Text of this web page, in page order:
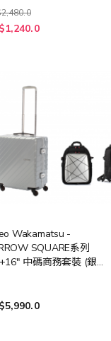
Wakamatsu -
SQUARE系列
中碼商務套裝 (銀色